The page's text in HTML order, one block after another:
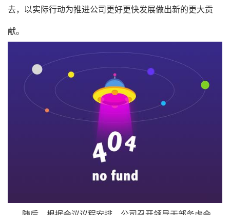
去，以实际行动为推进公司更好更快发展做出新的更大贡
献。